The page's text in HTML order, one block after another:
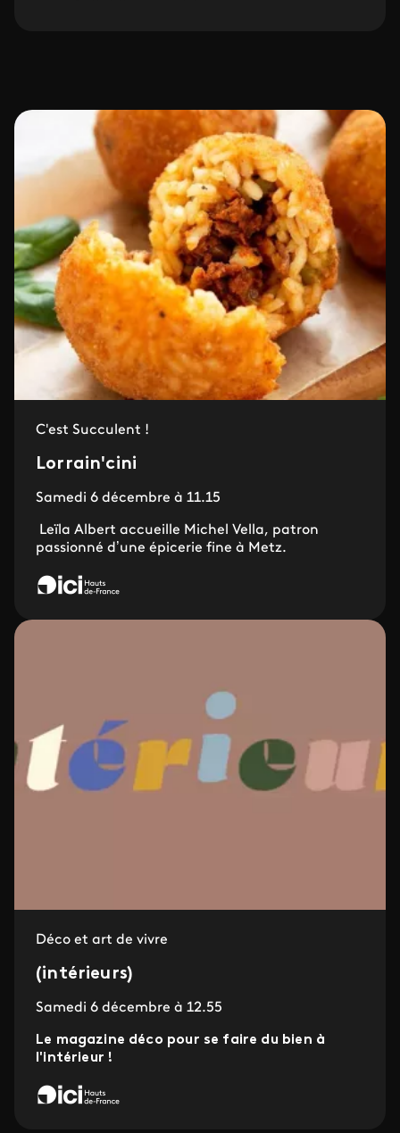
C'est Succulent !
Lorrain'cini
Samedi 6 décembre à 11.15
Leïla Albert accueille Michel Vella, patron
passionné d’une épicerie fine à Metz.
Déco et art de vivre
(intérieurs)
Samedi 6 décembre à 12.55
Le magazine déco pour se faire du bien à
l'intérieur !